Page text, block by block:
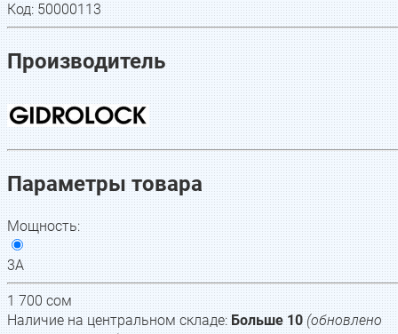
Код:50000113
Производитель
Параметры товара
Мощность:
3А
1 700сом
Наличие на центральном складе: Больше 10 (обновлено